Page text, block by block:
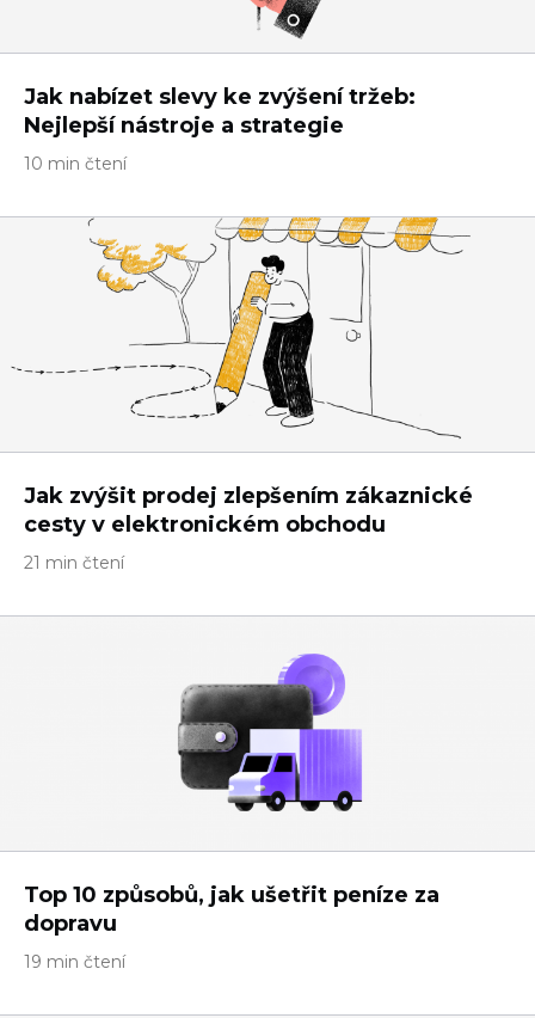
Jak nabízet slevy ke zvýšení tržeb:
Nejlepší nástroje a strategie
10 min čtení
Jak zvýšit prodej zlepšením zákaznické
cesty v elektronickém obchodu
21 min čtení
Top 10 způsobů, jak ušetřit peníze za
dopravu
19 min čtení